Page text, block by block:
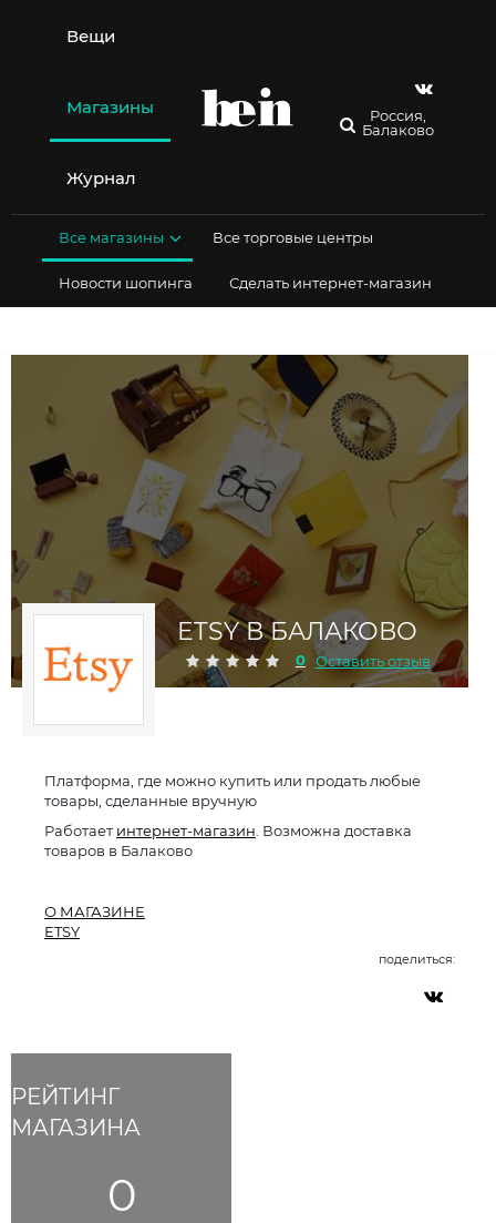
содержимому
Вещи
Магазины
Журнал
Россия,
Балаково
Все магазины Все торговые центры
Новости шопинга Сделать интернет-магазин
ETSY В БАЛАКОВО
0 Оставить отзыв
РЕЙТИНГ
МАГАЗИНА
0
Платформа, где можно купить или продать любые
товары, сделанные вручную
Работаетинтернет-магазин . Возможна доставка
товаров в Балаково
О МАГАЗИНЕ
ETSY
поделиться: